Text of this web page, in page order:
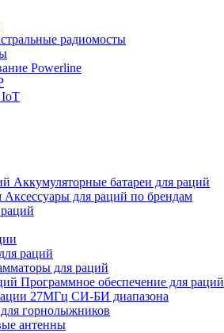
радиомосты
Powerline
IoT
Аккумуляторные батареи для раций
Аксессуары для раций по брендам
раций
для раций
Программное обеспечение для раций
27МГц СИ-БИ диапазона
горнолыжников
антенны